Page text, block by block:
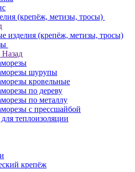
(крепёж, метизы, тросы)
изделия (крепёж, метизы, тросы)
Назад
шурупы
кровельные
по дереву
по металлу
с прессшайбой
теплоизоляции
крепёж